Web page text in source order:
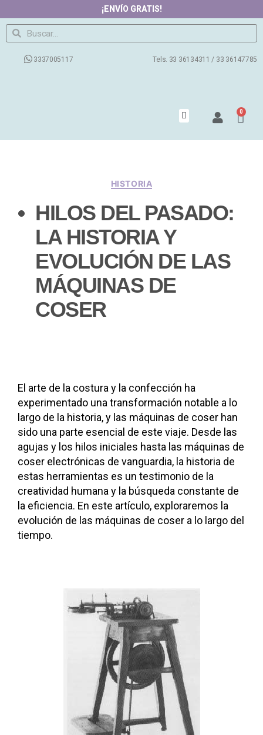
¡ENVÍO GRATIS!
3337005117 Tels. 33 36134311 / 33 36147785
0
HISTORIA
HILOS DEL PASADO:
LA HISTORIA Y
EVOLUCIÓN DE LAS
MÁQUINAS DE
COSER
El arte de la costura y la confección ha
experimentado una transformación notable a lo
largo de la historia, y las máquinas de coser han
sido una parte esencial de este viaje. Desde las
agujas y los hilos iniciales hasta las máquinas de
coser electrónicas de vanguardia, la historia de
estas herramientas es un testimonio de la
creatividad humana y la búsqueda constante de
la eficiencia. En este artículo, exploraremos la
evolución de las máquinas de coser a lo largo del
tiempo.